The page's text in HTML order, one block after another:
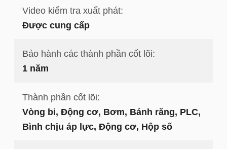
Video kiểm tra xuất phát:
Được cung cấp
Bảo hành các thành phần cốt lõi:
1 năm
Thành phần cốt lõi:
Vòng bi, Động cơ, Bơm, Bánh răng, PLC,
Bình chịu áp lực, Động cơ, Hộp số